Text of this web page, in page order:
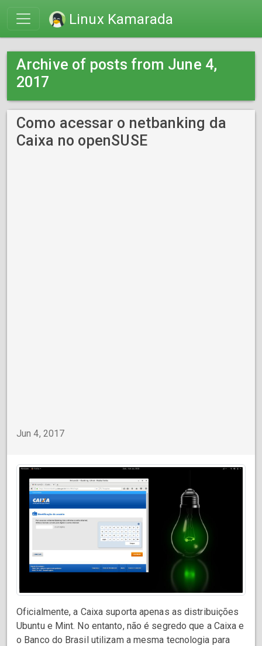
Linux Kamarada
Archive of posts from June 4,
2017
Como acessar o netbanking da
Caixa no openSUSE
Jun 4, 2017
Oficialmente, a Caixa suporta apenas as distribuições
Ubuntu e Mint. No entanto, não é segredo que a Caixa e
o Banco do Brasil utilizam a mesma tecnologia para